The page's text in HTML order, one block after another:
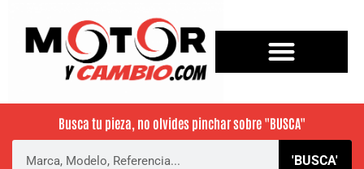
Busca tu pieza, no olvides pinchar sobre "BUSCA"
'BUSCA'